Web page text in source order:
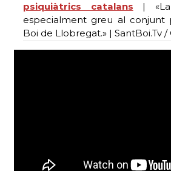
psiquiàtrics catalans | «La
especialment greu al conjunt
Boi de Llobregat.» | SantBoi.Tv /